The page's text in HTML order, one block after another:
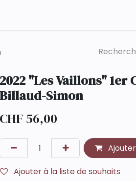
2022 "Les Vaillons" 1er
Billaud-Simon
CHF56,00
Ajouter à la liste de souhaits